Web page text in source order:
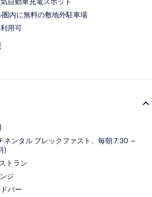
圏内に無料の敷地外駐車場
用可
ネンタル ブレックファスト、毎朝 7:30 ～
)
トラン
ジ
バー